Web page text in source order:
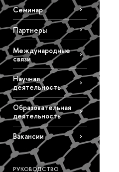
Семинар
Партнеры
Международные
связи
Научная
деятельность
Образовательная
деятельность
Вакансии
РУКОВОДСТВО